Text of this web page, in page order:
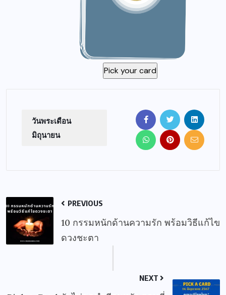
วันพระเดือน
มิถุนายน
PREVIOUS
10 กรรมหนักด้านความรัก พร้อมวิธีแก้ไข
ดวงชะตา
NEXT